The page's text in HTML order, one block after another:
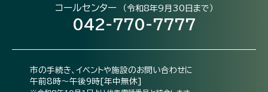
コールセンター （令和8年9月30日まで）
042-770-7777
市の手続き、イベントや施設のお問い合わせに
午前8時～午後9時[年中無休]